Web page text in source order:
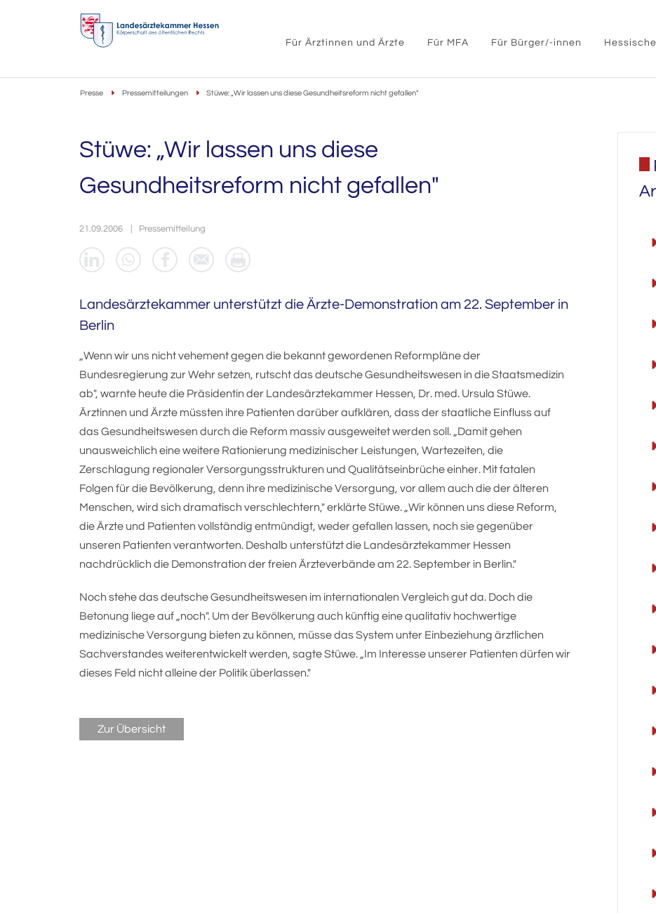
Für Ärztinnen und Ärzte Für MFA Für Bürger/-innen
Presse Pressemitteilungen Stüwe: „Wir lassen uns diese Gesundheitsreform nicht gefallen"
Stüwe: „Wir lassen uns diese
Gesundheitsreform nicht gefallen"
21.09.2006 Pressemitteilung
Landesärztekammer unterstützt die Ärzte-Demonstration am 22. September in
Berlin
„Wenn wir uns nicht vehement gegen die bekannt gewordenen Reformpläne der
Bundesregierung zur Wehr setzen, rutscht das deutsche Gesundheitswesen in die Staatsmedizin
ab", warnte heute die Präsidentin der Landesärztekammer Hessen, Dr. med. Ursula Stüwe.
Ärztinnen und Ärzte müssten ihre Patienten darüber aufklären, dass der staatliche Einfluss auf
das Gesundheitswesen durch die Reform massiv ausgeweitet werden soll. „Damit gehen
unausweichlich eine weitere Rationierung medizinischer Leistungen, Wartezeiten, die
Zerschlagung regionaler Versorgungsstrukturen und Qualitätseinbrüche einher. Mit fatalen
Folgen für die Bevölkerung, denn ihre medizinische Versorgung, vor allem auch die der älteren
Menschen, wird sich dramatisch verschlechtern," erklärte Stüwe. „Wir können uns diese Reform,
die Ärzte und Patienten vollständig entmündigt, weder gefallen lassen, noch sie gegenüber
unseren Patienten verantworten. Deshalb unterstützt die Landesärztekammer Hessen
nachdrücklich die Demonstration der freien Ärzteverbände am 22. September in Berlin."
Noch stehe das deutsche Gesundheitswesen im internationalen Vergleich gut da. Doch die
Betonung liege auf „noch". Um der Bevölkerung auch künftig eine qualitativ hochwertige
medizinische Versorgung bieten zu können, müsse das System unter Einbeziehung ärztlichen
Sachverstandes weiterentwickelt werden, sagte Stüwe. „Im Interesse unserer Patienten dürfen wir
dieses Feld nicht alleine der Politik überlassen."
Zur Übersicht